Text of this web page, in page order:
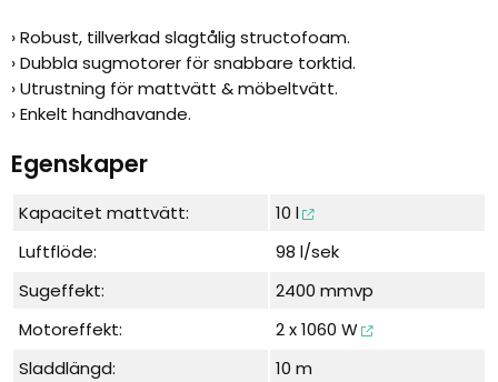
› Robust, tillverkad slagtålig structofoam.
› Dubbla sugmotorer för snabbare torktid.
› Utrustning för mattvätt & möbeltvätt.
› Enkelt handhavande.
Egenskaper
Kapacitet mattvätt:
10 l
Luftflöde:
98 l/sek
Sugeffekt:
2400 mmvp
Motoreffekt:
2 x 1060 W
Sladdlängd:
10 m